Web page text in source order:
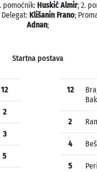
pomoćnik: Huskić Almir; 2.
Delegat: Klišanin Frano;
Adnan;
Startna postava
12
2
3
5
12
2
4
5